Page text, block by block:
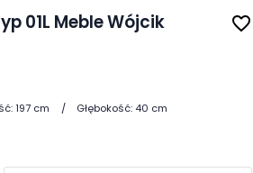
01L Meble Wójcik
favorite_border
197 cm Głębokość: 40 cm